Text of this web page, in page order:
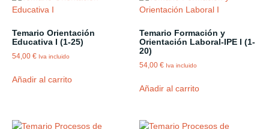
Temario Orientación
Educativa I (1-25)
54,00 € Iva incluido
Añadir al carrito
Temario Formación y
Orientación Laboral-IPE I (1-
20)
54,00€ Iva incluido
Añadir al carrito